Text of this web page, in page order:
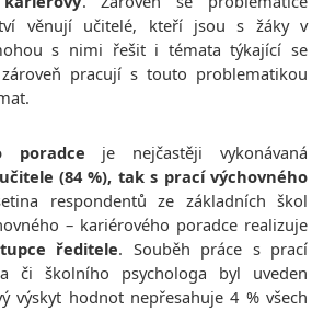
věnují učitelé, kteří jsou s žáky v
s nimi řešit i témata týkající se
pracují s touto problematikou
poradce je nejčastěji vykonávaná
(84 %), tak s prací výchovného
respondentů ze základních škol
– kariérového poradce realizuje
ředitele. Souběh práce s prací
či školního psychologa byl uveden
výskyt hodnot nepřesahuje 4 % všech